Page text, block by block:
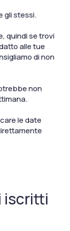
gli stessi.
quindi se trovi
alle tue
di non
non
le date
iscritti